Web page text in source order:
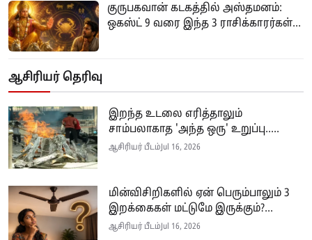
குருபகவான் கடகத்தில் அஸ்தமனம்:
ஒகஸ்ட் 9 வரை இந்த 3 ராசிக்காரர்கள்...
ஆசிரியர் தெரிவு
இறந்த உடலை எரித்தாலும்
சாம்பலாகாத 'அந்த ஒரு' உறுப்பு.....
ஆசிரியர் பீடம் Jul 16, 2026
மின்விசிறிகளில் ஏன் பெரும்பாலும் 3
இறக்கைகள் மட்டுமே இருக்கும்?...
ஆசிரியர் பீடம் Jul 16, 2026